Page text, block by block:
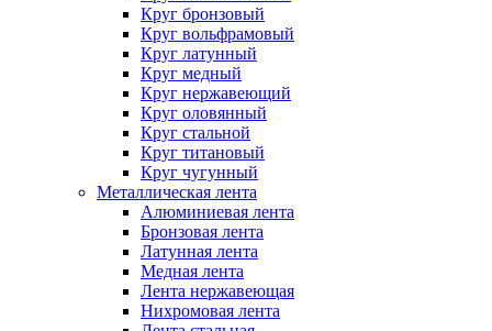
Круг бронзовый
Круг вольфрамовый
Круг латунный
Круг медный
Круг нержавеющий
Круг оловянный
Круг стальной
Круг титановый
Круг чугунный
Металлическая лента
Алюминиевая лента
Бронзовая лента
Латунная лента
Медная лента
Лента нержавеющая
Нихромовая лента